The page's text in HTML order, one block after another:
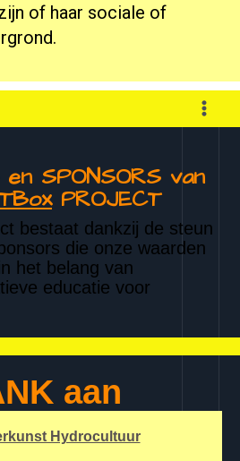
of haar sociale of
en SPONSORS van
PROJECT
bestaat dankzij de steun
die onze waarden
het belang van
educatie voor
aan
Hydrocultuur